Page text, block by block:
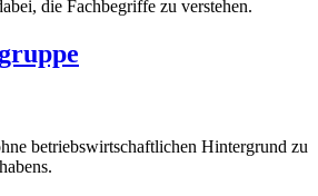
die Fachbegriffe zu verstehen.
betriebswirtschaftlichen Hintergrund zu